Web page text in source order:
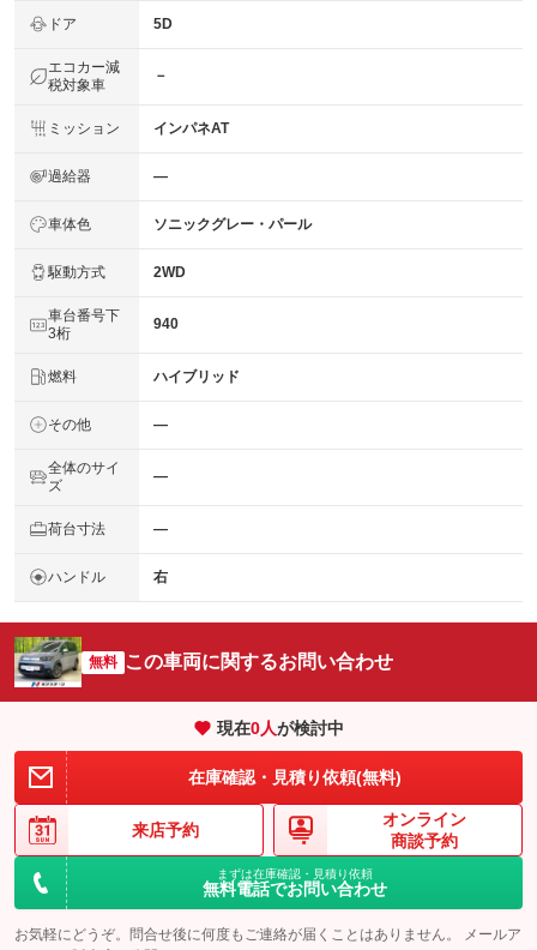
ドア 5D
エコカー減
税対象車
－
ミッション インパネAT
過給器 ―
車体色 ソニックグレー・パール
駆動方式 2WD
車台番号下
3桁
940
燃料 ハイブリッド
その他 ―
全体のサイ
ズ
―
荷台寸法 ―
ハンドル 右
無料 この車両に関するお問い合わせ
現在0人が検討中
在庫確認・見積り依頼(無料)
来店予約
オンライン
商談予約
まずは在庫確認・見積り依頼
無料電話でお問い合わせ
お気軽にどうぞ。問合せ後に何度もご連絡が届くことはありません。 メールア